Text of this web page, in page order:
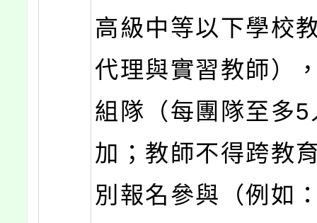
高級中等以下學校
代理與實習教師）
組隊（每團隊至多
加；教師不得跨教
別報名參與（例如